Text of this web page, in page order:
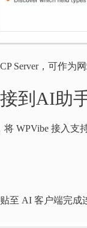
Server，可作为
到AI助
WPVibe 接入支
至 AI 客户端完成